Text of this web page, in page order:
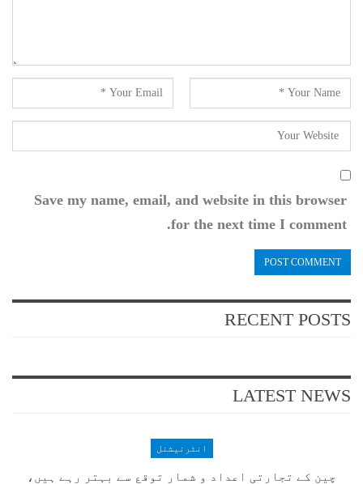
Save my name, email, and website in this browser
for the next time I comment.
RECENT POSTS
LATEST NEWS
انٹرنیشنل
چین کے تجارتی اعداد و شمار توقع سے بہتر رہے ہیں،